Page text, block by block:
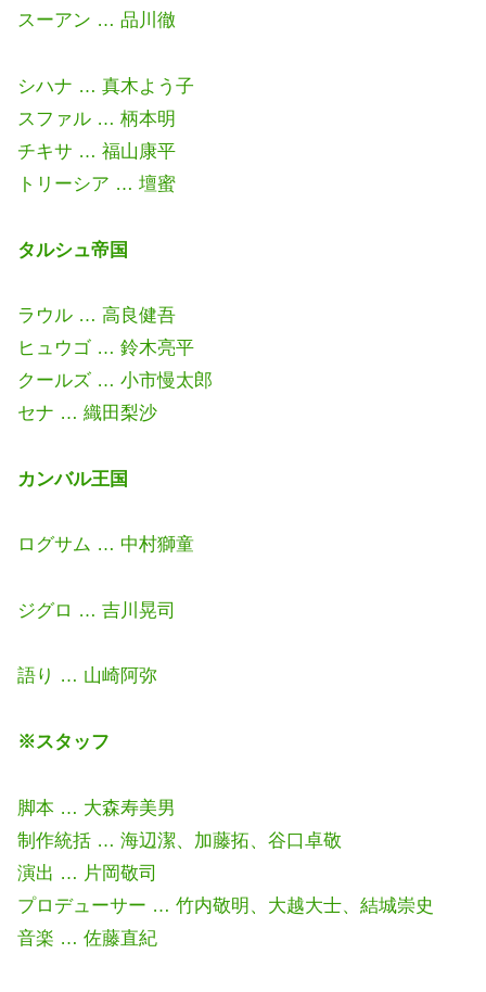
スーアン … 品川徹
シハナ … 真木よう子
スファル … 柄本明
チキサ … 福山康平
トリーシア … 壇蜜
タルシュ帝国
ラウル … 高良健吾
ヒュウゴ … 鈴木亮平
クールズ … 小市慢太郎
セナ … 織田梨沙
カンバル王国
ログサム … 中村獅童
ジグロ … 吉川晃司
語り … 山崎阿弥
※スタッフ
脚本 … 大森寿美男
制作統括 … 海辺潔、加藤拓、谷口卓敬
演出 … 片岡敬司
プロデューサー … 竹内敬明、大越大士、結城崇史
音楽 … 佐藤直紀